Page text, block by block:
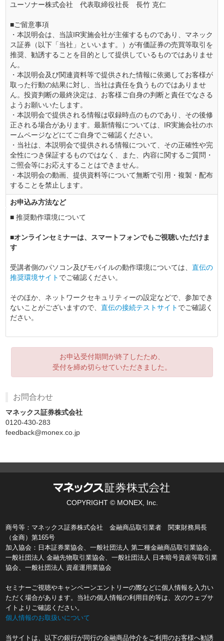
ユーソナー株式会社 代表取締役社長 長竹 克仁
■ご留意事項
・本説明会は、当該IR実施会社が主催するものであり、マネック
ス証券（以下「当社」といいます。）が有価証券の売買等取引を
推奨、勧誘することを目的として提供しているものではありませ
ん。
・本説明会及び関連資料等で提供された情報に依拠してお客様が
取った行動の結果に対し、当社は責任を負うものではありませ
ん。投資判断の最終決定は、お客様ご自身の判断と責任でなさる
ようお願いいたします。
・本説明会で提供される情報は収録時点のものであり、その後修
正される場合があります。最新情報については、IR実施会社のホ
ームページなどにてご自身でご確認ください。
・当社は、本説明会で提供される情報について、その正確性や完
全性につき保証するものではなく、また、内容に関するご質問・
ご照会等にお応えすることはできません。
・本説明会の動画、提供資料等について無断で引用・複製・配布
することを禁止します。
お申込み方法など
■ 推奨動作環境について
■オンラインセミナーは、スマートフォンでもご視聴いただけま
す
受講者側のパソコン及びモバイルの動作環境については、直伝の
推奨環境サイト でご確認ください。
そのほか、ネットワークセキュリティーの設定などで、参加でき
ないことがございますので、直伝の接続テストサイト でご確認く
ださい。
お申込受付期間が終了したため、
受付を締め切らせていただきました。
お問合わせ
マネックス証券株式会社
0120-430-283
feedback@monex.co.jp
COPYRIGHT © MONEX, Inc.
商号等：マネックス証券株式会社 金融商品取引業者 関東財務局長
（金商）第165号
加入協会：日本証券業協会、一般社団法人 第二種金融商品取引業協会、
一般社団法人 金融先物取引業協会、一般社団法人 日本暗号資産等取引業
協会、一般社団法人 資産運用業協会
セミナーご視聴やキャンペーンエントリーの際などに個人情報を入力い
ただく場合があります。当社の個人情報の利用目的等は、次のウェブサ
イトよりご確認ください。
個人情報のお取扱いについて
当サイトは、以下の銀行が同行の金融商品仲介をご利用のお客様へ勧誘